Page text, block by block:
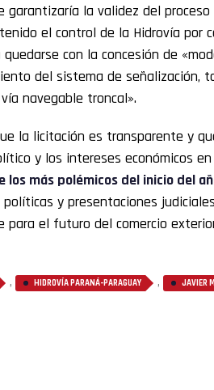
garantizaría la validez del
el control de la Hidrovía por
con la concesión de
del sistema de señalización,
navegable troncal».
la licitación es transparente y
y los intereses económicos
los más polémicos del inicio del
y presentaciones
para el futuro del comercio
, HIDROVÍA PARANÁ-PARAGUAY , JAVIER